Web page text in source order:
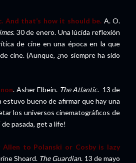
And that’s how it should be. A. O.
. 30 de enero. Una lúcida reflexión
de cine en una época en la que
cine. (Aunque, ¿no siempre ha sido
. Asher Elbein. The Atlantic. 13 de
estuvo bueno de afirmar que hay una
los universos cinematográficos de
pasada, get a life!
Allen to Polanski or Cosby is lazy
Shoard. The Guardian. 13 de mayo